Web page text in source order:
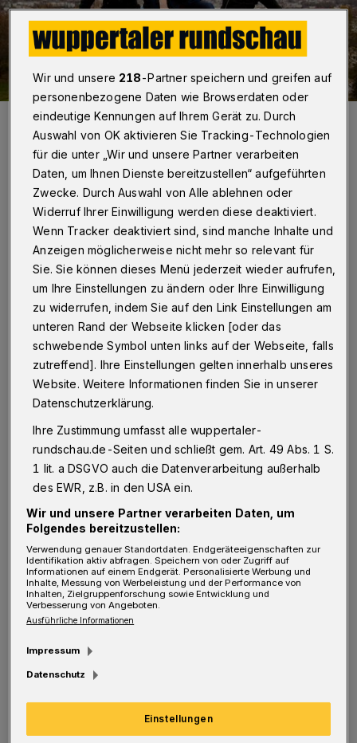
Hoppchen: Thorsten Sala, Julian Hanebeck und Björn Krüger (v.l.).
Foto: Sebastian Jarych
Von Nicole Bolz
1995: In Israel wird Jitzchak Rabin bei einem
Attentat getötet. Der Football-Star O.J.
Simpson wird vom Vorwurf des Mordes an
seiner Frau freigesprochen. Christo verhüllt
den Reichstag. Helmut Kohl ist Kanzler,
Borussia Dortmund Deutscher Meister und
"Multimedia" das Wort des Jahres. In
Wuppertal wird die neue Elefantenanlage
sowie die frisch renovierte Historische
Stadthalle eröffnet. Und es erscheint mit
"Tilt" die erste Platte der Band "Uncle Ho".
Jetzt, am 12. Dezember, feiern die drei
Mitglieder ihren 20. Geburtstag mit einem
Konzert unter dem schönen Titel "No Country
erinnern sich vorab beim Besuch in der
Rundschau-Redaktion an die zahlreichen
Erlebnisse aus zwei Jahrzehnten
Bandgeschichte — mit, ehm, sagen wir mal
Wir und unsere 218-Partner speichern und greifen auf
personenbezogene Daten wie Browserdaten oder
eindeutige Kennungen auf Ihrem Gerät zu. Durch
Auswahl von OK aktivieren Sie Tracking-Technologien
für die unter „Wir und unsere Partner verarbeiten
Daten, um Ihnen Dienste bereitzustellen“ aufgeführten
Zwecke. Durch Auswahl von Alle ablehnen oder
Widerruf Ihrer Einwilligung werden diese deaktiviert.
Wenn Tracker deaktiviert sind, sind manche Inhalte und
Anzeigen möglicherweise nicht mehr so relevant für
Sie. Sie können dieses Menü jederzeit wieder aufrufen,
um Ihre Einstellungen zu ändern oder Ihre Einwilligung
zu widerrufen, indem Sie auf den Link Einstellungen am
unteren Rand der Webseite klicken [oder das
schwebende Symbol unten links auf der Webseite, falls
zutreffend]. Ihre Einstellungen gelten innerhalb unseres
Website. Weitere Informationen finden Sie in unserer
Datenschutzerklärung.
Ihre Zustimmung umfasst alle wuppertaler-
rundschau.de-Seiten und schließt gem. Art. 49 Abs. 1 S.
1 lit. a DSGVO auch die Datenverarbeitung außerhalb
des EWR, z.B. in den USA ein.
Wir und unsere Partner verarbeiten Daten, um
Folgendes bereitzustellen:
Verwendung genauer Standortdaten. Endgeräteeigenschaften zur
Identifikation aktiv abfragen. Speichern von oder Zugriff auf
Informationen auf einem Endgerät. Personalisierte Werbung und
Inhalte, Messung von Werbeleistung und der Performance von
Inhalten, Zielgruppenforschung sowie Entwicklung und
Verbesserung von Angeboten.
Ausführliche Informationen
Impressum
Datenschutz
Einstellungen